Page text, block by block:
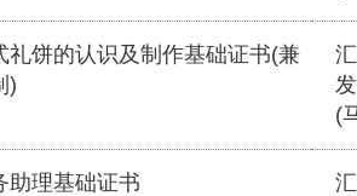
礼饼的认识及制作基础证书(兼
)
(
助理基础证书